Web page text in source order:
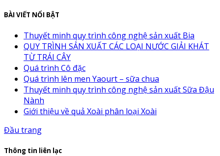
BÀI VIẾT NỔI BẬT
Thuyết minh quy trình công nghệ sản xuất Bia
QUY TRÌNH SẢN XUẤT CÁC LOẠI NƯỚC GIẢI KHÁT
TỪ TRÁI CÂY
Quá trình Cô đặc
Quá trình lên men Yaourt – sữa chua
Thuyết minh quy trình công nghệ sản xuất Sữa Đậu
Nành
Giới thiệu về quả Xoài phân loại Xoài
Đầu trang
Thông tin liên lạc